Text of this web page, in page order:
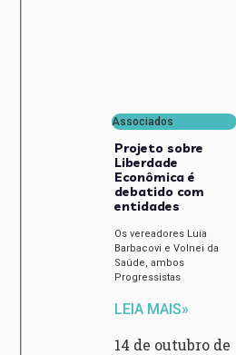
Associados
Projeto sobre
Liberdade
Econômica é
debatido com
entidades
Os vereadores Luia
Barbacovi e Volnei da
Saúde, ambos
Progressistas
LEIA MAIS»
14 de outubro de